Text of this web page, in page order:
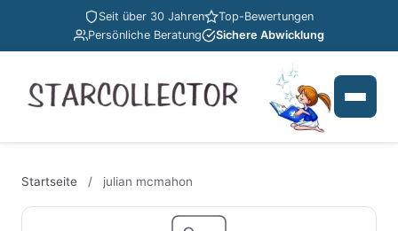
Seit über 30 Jahren
Top-Bewertungen
Persönliche Beratung
Sichere Abwicklung
Startseite / julian mcmahon